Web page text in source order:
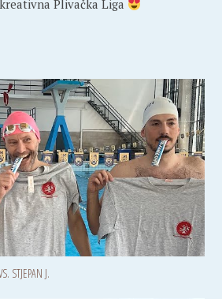
Plivačka Liga
STJEPAN J.